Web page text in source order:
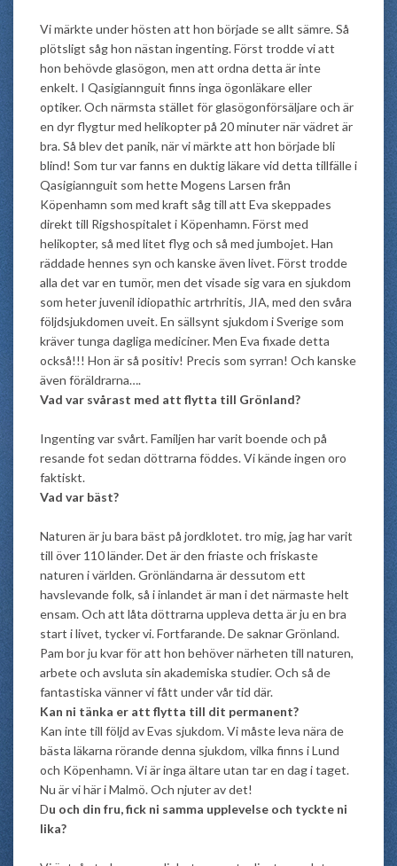
Vi märkte under hösten att hon började se allt sämre. Så
plötsligt såg hon nästan ingenting. Först trodde vi att
hon behövde glasögon, men att ordna detta är inte
enkelt. I Qasigiannguit finns inga ögonläkare eller
optiker. Och närmsta stället för glasögonförsäljare och är
en dyr flygtur med helikopter på 20 minuter när vädret är
bra. Så blev det panik, när vi märkte att hon började bli
blind! Som tur var fanns en duktig läkare vid detta tillfälle i
Qasigiannguit som hette Mogens Larsen från
Köpenhamn som med kraft såg till att Eva skeppades
direkt till Rigshospitalet i Köpenhamn. Först med
helikopter, så med litet flyg och så med jumbojet. Han
räddade hennes syn och kanske även livet. Först trodde
alla det var en tumör, men det visade sig vara en sjukdom
som heter juvenil idiopathic artrhritis, JIA, med den svåra
följdsjukdomen uveit. En sällsynt sjukdom i Sverige som
kräver tunga dagliga mediciner. Men Eva fixade detta
också!!! Hon är så positiv! Precis som syrran! Och kanske
även föräldrarna….
Vad var svårast med att flytta till Grönland?
Ingenting var svårt. Familjen har varit boende och på
resande fot sedan döttrarna föddes. Vi kände ingen oro
faktiskt.
Vad var bäst?
Naturen är ju bara bäst på jordklotet. tro mig, jag har varit
till över 110 länder. Det är den friaste och friskaste
naturen i världen. Grönländarna är dessutom ett
havslevande folk, så i inlandet är man i det närmaste helt
ensam. Och att låta döttrarna uppleva detta är ju en bra
start i livet, tycker vi. Fortfarande. De saknar Grönland.
Pam bor ju kvar för att hon behöver närheten till naturen,
arbete och avsluta sin akademiska studier. Och så de
fantastiska vänner vi fått under vår tid där.
Kan ni tänka er att flytta till dit permanent?
Kan inte till följd av Evas sjukdom. Vi måste leva nära de
bästa läkarna rörande denna sjukdom, vilka finns i Lund
och Köpenhamn. Vi är inga ältare utan tar en dag i taget.
Nu är vi här i Malmö. Och njuter av det!
Du och din fru, fick ni samma upplevelse och tyckte ni
lika?